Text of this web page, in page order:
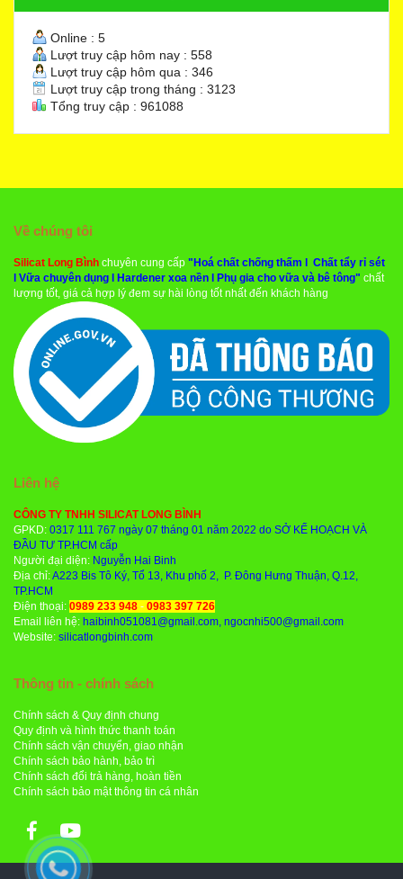
Online : 5
Lượt truy cập hôm nay : 558
Lượt truy cập hôm qua : 346
Lượt truy cập trong tháng : 3123
Tổng truy cập : 961088
Về chúng tôi
Silicat Long Bình chuyên cung cấp " Hoá chất chống thấm
Chất tẩy rỉ sét
Vữa chuyên dụng Hardener xoa nền Phụ gia cho vữa và bê tông" chất
lượng tốt, giá cả hợp lý đem sự hài lòng tốt nhất đến khách hàng
Liên hệ
CÔNG TY TNHH SILICAT LONG BÌNH
GPKD: 0317 111 767 ngày 07 tháng 01 năm 2022 do SỞ KẾ HOẠCH VÀ
ĐẦU TƯ TP.HCM cấp
Người đại diện: Nguyễn Hai Binh
Địa chỉ:A223 Bis Tô Ký, Tổ 13, Khu phố 2, P. Đông Hưng Thuận, Q.12,
TP.HCM
Điện thoại: 0989 233 948 - 0983 397 726
Email liên hệ: haibinh051081@gmail.com, ngocnhi500@gmail.com
Website: silicatlongbinh.com
Thông tin - chính sách
Chính sách & Quy định chung
Quy định và hình thức thanh toán
Chính sách vận chuyển, giao nhận
Chính sách bảo hành, bảo trì
Chính sách đổi trả hàng, hoàn tiền
Chính sách bảo mật thông tin cá nhân